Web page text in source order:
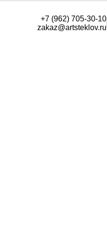
+7 (962) 705-30-10
zakaz@artsteklov.ru